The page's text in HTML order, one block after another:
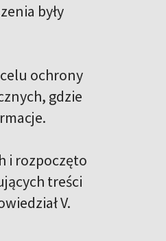
były
celu ochrony
gdzie
i rozpoczęto
treści
V.